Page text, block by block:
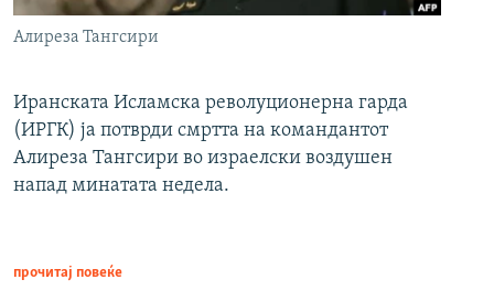
Алиреза Тангсири
Иранската Исламска револуционерна гарда
(ИРГК) ја потврди смртта на командантот
Алиреза Тангсири во израелски воздушен
напад минатата недела.
прочитај повеќе